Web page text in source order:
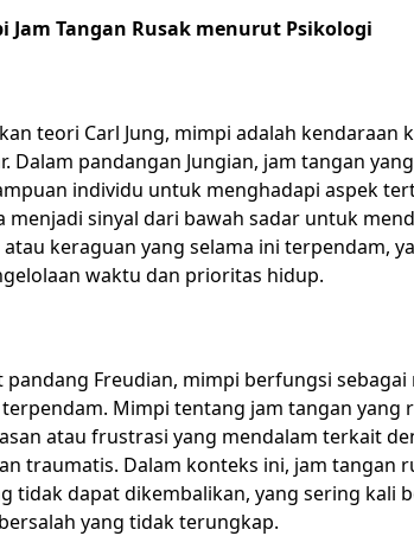
Jam Tangan Rusak menurut Psikologi
teori Carl Jung, mimpi adalah kendaraan
Dalam pandangan Jungian, jam tangan
individu untuk menghadapi aspek
menjadi sinyal dari bawah sadar untuk
keraguan yang selama ini terpendam,
waktu dan prioritas hidup.
pandang Freudian, mimpi berfungsi
Mimpi tentang jam tangan yang
atau frustrasi yang mendalam terkait
traumatis. Dalam konteks ini, jam tangan
tidak dapat dikembalikan, yang sering kali
yang tidak terungkap.